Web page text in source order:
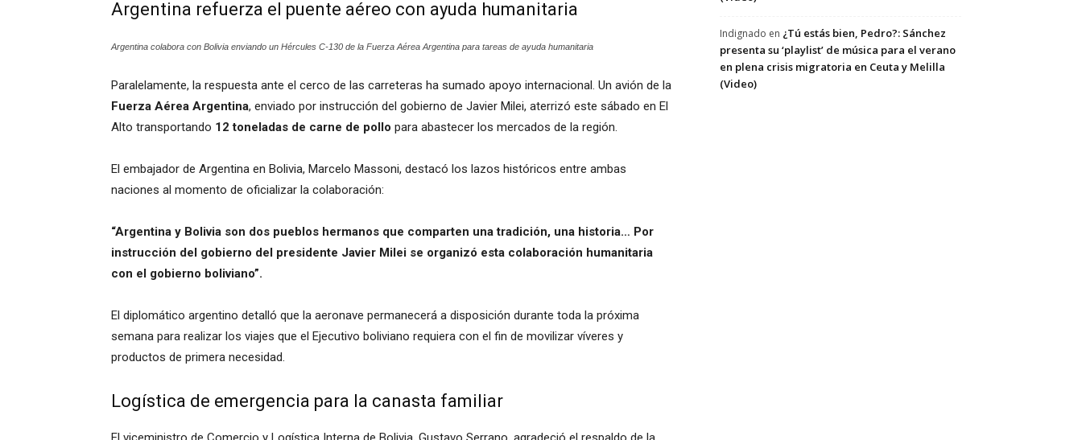
Argentina refuerza el puente aéreo con ayuda humanitaria
Argentina colabora con Bolivia enviando un Hércules C-130 de la Fuerza Aérea Argentina para tareas de ayuda humanitaria
Paralelamente, la respuesta ante el cerco de las carreteras ha sumado apoyo internacional. Un avión de la
Fuerza Aérea Argentina, enviado por instrucción del gobierno de Javier Milei, aterrizó este sábado en El
Alto transportando 12 toneladas de carne de pollo para abastecer los mercados de la región.
El embajador de Argentina en Bolivia, Marcelo Massoni, destacó los lazos históricos entre ambas
naciones al momento de oficializar la colaboración:
“Argentina y Bolivia son dos pueblos hermanos que comparten una tradición, una historia… Por
instrucción del gobierno del presidente Javier Milei se organizó esta colaboración humanitaria
con el gobierno boliviano”.
El diplomático argentino detalló que la aeronave permanecerá a disposición durante toda la próxima
semana para realizar los viajes que el Ejecutivo boliviano requiera con el fin de movilizar víveres y
productos de primera necesidad.
Logística de emergencia para la canasta familiar
Indignado en ¿Tú estás bien, Pedro?: Sánchez
presenta su ‘playlist’ de música para el verano
en plena crisis migratoria en Ceuta y Melilla
(Video)